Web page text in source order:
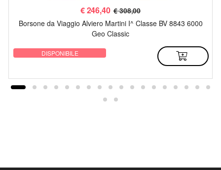
€246,40 € 308,00
Borsone da Viaggio Alviero Martini I^ Classe BV 8843 6000
Geo Classic
DISPONIBILE